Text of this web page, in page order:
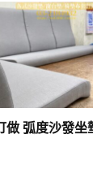
做 弧度沙發坐